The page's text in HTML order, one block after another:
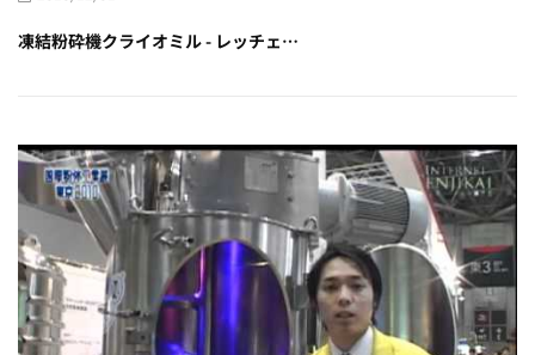
凍結粉砕機クライオミル - レッチェ…